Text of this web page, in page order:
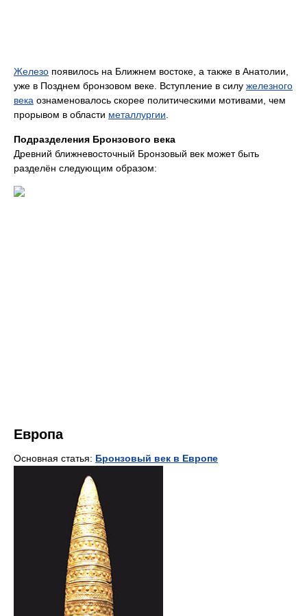
Железо появилось на Ближнем востоке, а также в Анатолии,
уже в Позднем бронзовом веке. Вступление в силу железного
века ознаменовалось скорее политическими мотивами, чем
прорывом в области металлургии
Подразделения Бронзового века
Древний ближневосточный Бронзовый век может быть
разделён следующим образом:
Европа
Основная статья: Бронзовый век в Европе